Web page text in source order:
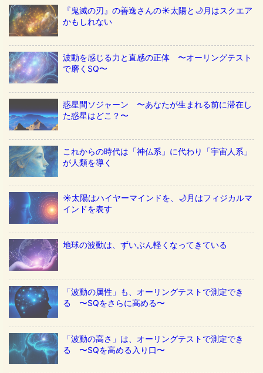
『鬼滅の刃』の善逸さんの☀️太陽と🌙月はスクエア
かもしれない
波動を感じる力と直感の正体 〜オーリングテスト
で磨くSQ〜
惑星間ソジャーン 〜あなたが生まれる前に滞在し
た惑星はどこ？〜
これからの時代は「神仏系」に代わり「宇宙人系」
が人類を導く
☀️太陽はハイヤーマインドを、🌙月はフィジカルマ
インドを表す
地球の波動は、ずいぶん軽くなってきている
「波動の属性」も、オーリングテストで測定でき
る 〜SQをさらに高める〜
「波動の高さ」は、オーリングテストで測定でき
る 〜SQを高める入り口〜